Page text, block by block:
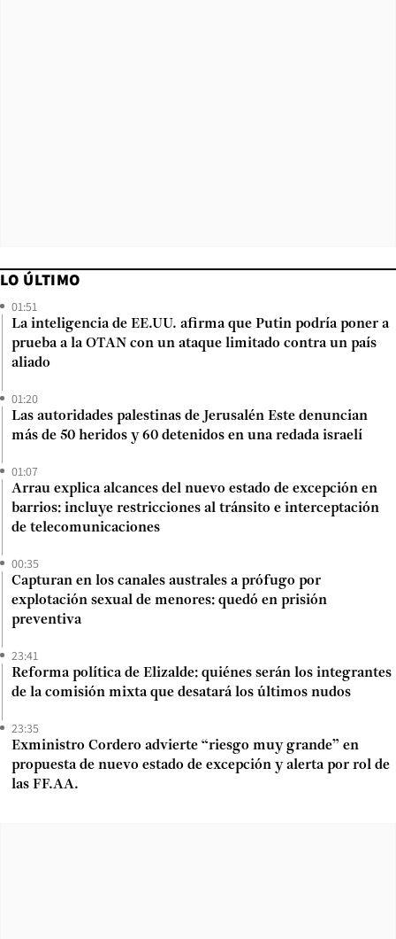
LO ÚLTIMO
01:51
La inteligencia de EE.UU. afirma que Putin podría poner a
prueba a la OTAN con un ataque limitado contra un país
aliado
01:20
Las autoridades palestinas de Jerusalén Este denuncian
más de 50 heridos y 60 detenidos en una redada israelí
01:07
Arrau explica alcances del nuevo estado de excepción en
barrios: incluye restricciones al tránsito e interceptación
de telecomunicaciones
00:35
Capturan en los canales australes a prófugo por
explotación sexual de menores: quedó en prisión
preventiva
23:41
Reforma política de Elizalde: quiénes serán los integrantes
de la comisión mixta que desatará los últimos nudos
23:35
Exministro Cordero advierte “riesgo muy grande” en
propuesta de nuevo estado de excepción y alerta por rol de
las FF.AA.